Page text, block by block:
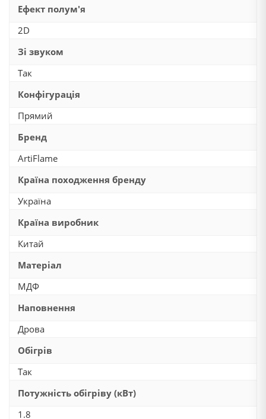
Ефект полум'я
2D
Зі звуком
Так
Конфігурація
Прямий
Бренд
ArtiFlame
Країна походження бренду
Україна
Країна виробник
Китай
Матеріал
МДФ
Наповнення
Дрова
Обігрів
Так
Потужність обігріву (кВт)
1.8